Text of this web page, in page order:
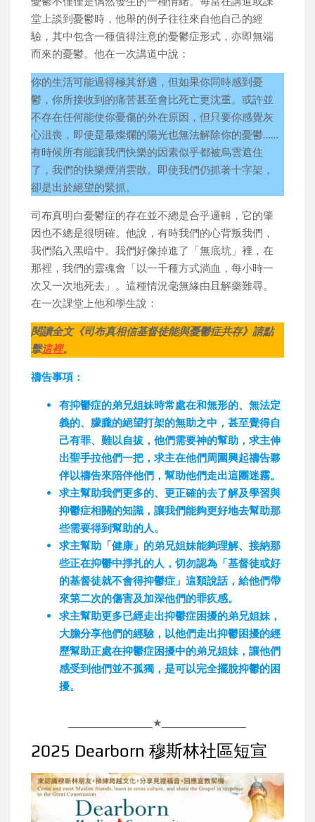
堂上談到憂鬱時，他舉的例子往往來自他自己的經
驗，其中包含一種值得注意的憂鬱症形式，亦即無端
而來的憂鬱。他在一次講道中說：
你的生活可能過得極其舒適，但如果你同時感到憂
鬱，你所接收到的痛苦甚至會比死亡更沈重。或許並
不存在任何能使你憂傷的外在原因，但只要你感覺灰
心沮喪，即使是最燦爛的陽光也無法解除你的憂鬱……
有時候所有能讓我們快樂的因素似乎都被烏雲遮住
了，我們的快樂煙消雲散。即使我們仍抓著十字架，
卻是出於絕望的緊抓。
司布真明白憂鬱症的存在並不總是合乎邏輯，它的肇
因也不總是很明確。他說，有時我們的心背叛我們，
我們陷入黑暗中。我們好像掉進了「無底坑」裡，在
那裡，我們的靈魂會「以一千種方式淌血，每小時一
次又一次地死去」。這種情況毫無緣由且解藥難尋。
在一次課堂上他和學生說：
閱讀全文《司布真相信基督徒能與憂鬱症共存》請點
擊這裡。
禱告事項：
有抑鬱症的弟兄姐妹時常處在和無形的、無法定
義的、朦朧的絕望打架的無助之中，甚至覺得自
己有罪、難以自拔，他們需要神的幫助，求主伸
出聖手拉他們一把，求主在他們周圍興起禱告夥
伴以禱告來陪伴他們，幫助他們走出這團迷霧。
求主幫助我們更多的、更正確的去了解及學習與
抑鬱症相關的知識，讓我們能夠更好地去幫助那
些需要得到幫助的人。
求主幫助「健康」的弟兄姐妹能夠理解、接納那
些正在抑鬱中掙扎的人，切勿認為「基督徒或好
的基督徒就不會得抑鬱症」這類說話，給他們帶
來第二次的傷害及加深他們的罪疚感。
求主幫助更多已經走出抑鬱症困擾的弟兄姐妹，
大膽分享他們的經驗，以他們走出抑鬱困擾的經
歷幫助正處在抑鬱症困擾中的弟兄姐妹，讓他們
感受到他們並不孤獨，是可以完全擺脫抑鬱的困
擾。
____________________★____________________
2025 Dearborn 穆斯林社區短宣